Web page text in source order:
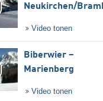
Neukirchen/​
Video tonen
Biberwier –
Marienberg
Video tonen